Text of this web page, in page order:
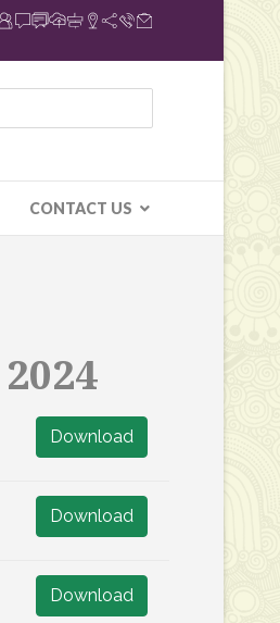
CONTACT US
Download
Download
Download